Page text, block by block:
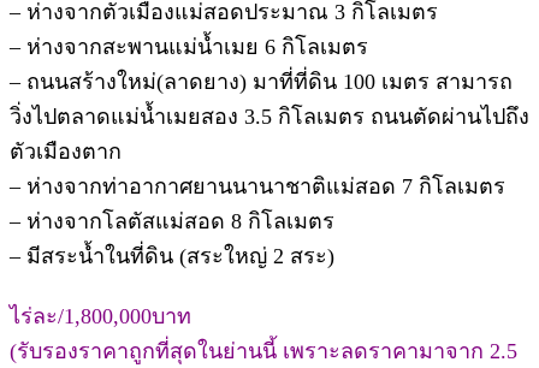
– ห่างจากตัวเมืองแม่สอดประมาณ 3 กิโลเมตร
– ห่างจากสะพานแม่น้ำเมย 6 กิโลเมตร
– ถนนสร้างใหม่(ลาดยาง) มาที่ที่ดิน 100 เมตร สามารถ
วิ่งไปตลาดแม่น้ำเมยสอง 3.5 กิโลเมตร ถนนตัดผ่านไปถึง
ตัวเมืองตาก
– ห่างจากท่าอากาศยานนานาชาติแม่สอด 7 กิโลเมตร
– ห่างจากโลตัสแม่สอด 8 กิโลเมตร
– มีสระน้ำในที่ดิน (สระใหญ่ 2 สระ)
ไร่ละ/1,800,000บาท
(รับรองราคาถูกที่สุดในย่านนี้ เพราะลดราคามาจาก 2.5